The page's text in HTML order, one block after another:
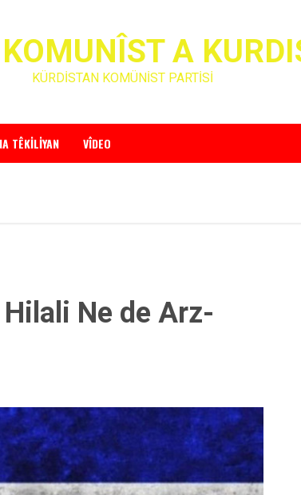
A
KÜRDİSTAN KOMÜNİST PARTİSİ
TÊKILIYAN VÎDEO
Ne de Arz-